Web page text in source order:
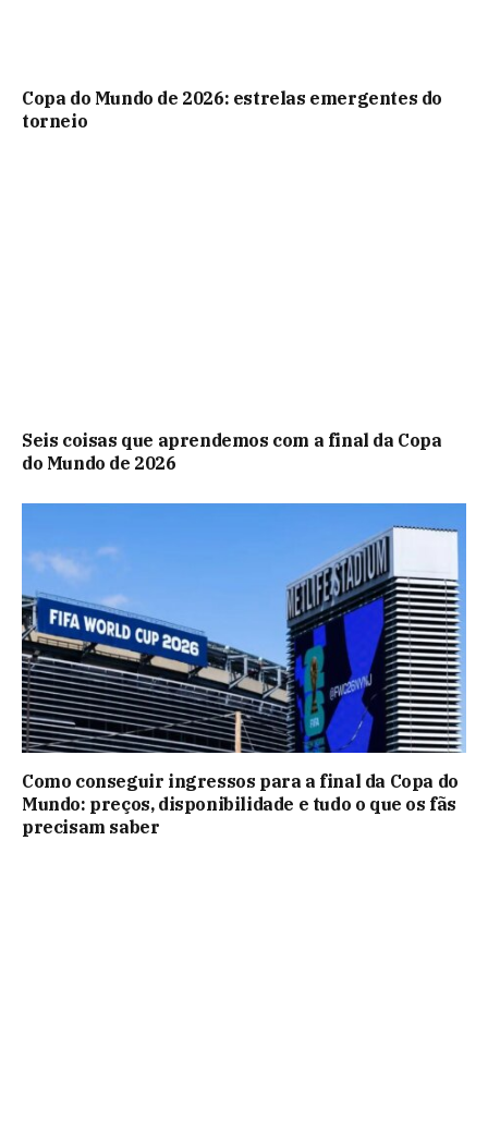
Copa do Mundo de 2026: estrelas emergentes do
torneio
Seis coisas que aprendemos com a final da Copa
do Mundo de 2026
Como conseguir ingressos para a final da Copa do
Mundo: preços, disponibilidade e tudo o que os fãs
precisam saber